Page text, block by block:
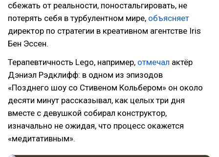
сбежать от реальности, поностальгировать, не
потерять себя в турбулентном мире, объясняет
директор по стратегии в креативном агентстве Iris
Бен Эссен.
Терапевтичность Lego, например, отмечал актёр
Дэниэл Рэдклифф: в одном из эпизодов
«Позднего шоу со Стивеном Кольбером» он около
десяти минут рассказывал, как целых три дня
вместе с девушкой собирал конструктор,
изначально не ожидая, что процесс окажется
«медитативным».